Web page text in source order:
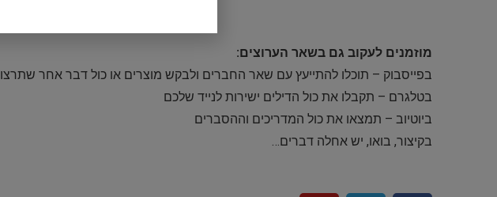
מוזמנים לעקוב גם בשאר הערוצים:
בפייסבוק – תוכלו להתייעץ עם שאר החברים ולבקש מוצרים או כול דבר אחר שתרצו
בטלגרם – תקבלו את כול הדילים ישירות לנייד שלכם
ביוטיוב – תמצאו את כול המדריכים וההסברים
בקיצור, בואו, יש אחלה דברים…